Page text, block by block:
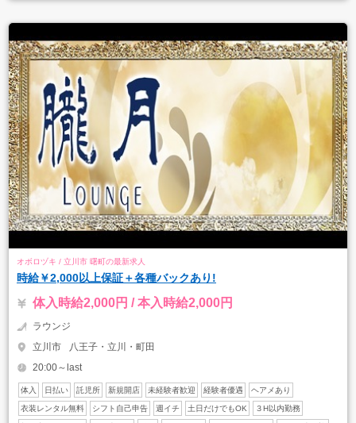
オボロヅキ / 立川市 曙町の最新求人
時給￥2,000以上保証＋各種バックあり!
体入時給2,000円 / 本入時給2,000円
ラウンジ
立川市
八王子・立川・町田
20:00～last
体入 日払い 託児所 新規開店 未経験者歓迎 経験者優遇 ヘアメあり
衣装レンタル無料 シフト自己申告 週イチ 土日だけでもOK ３H以内勤務